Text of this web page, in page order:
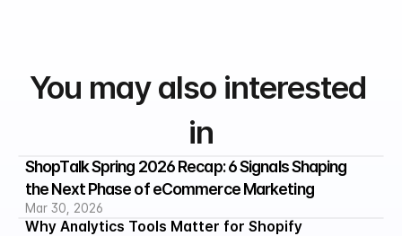
You may also interested
in
ShopTalk Spring 2026 Recap: 6 Signals Shaping
the Next Phase of eCommerce Marketing
Mar 30, 2026
Why Analytics Tools Matter for Shopify